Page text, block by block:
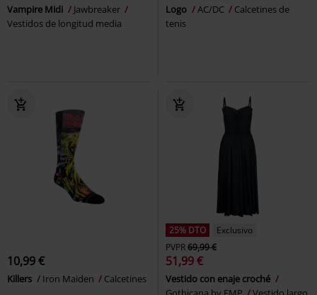
Vampire Midi
Jawbreaker
Vestidos de longitud media
Logo AC/DC
Calcetines de
tenis
10,99 €
Killers Iron Maiden Calcetines
25% DTO
Exclusivo
PVPR69,99 €
51,99 €
Vestido con enaje croché